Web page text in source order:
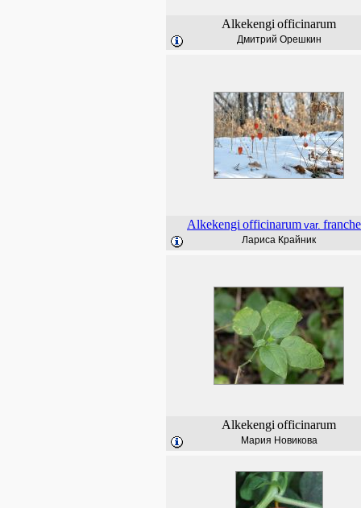
Alkekengi officinarum
Дмитрий Орешкин
Alkekengi officinarum var.
Лариса Крайник
Alkekengi officinarum
Мария Новикова